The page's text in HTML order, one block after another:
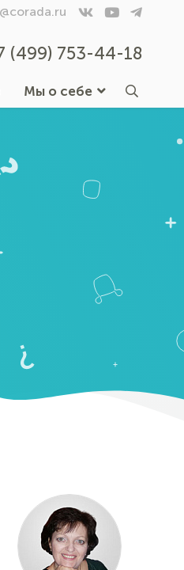
(499) 753-44-18
Мы о себе